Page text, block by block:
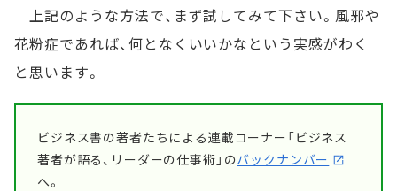
上記のような方法で、まず試してみて下さい。風邪や
花粉症であれば、何となくいいかなという実感がわく
と思います。
ビジネス書の著者たちによる連載コーナー「ビジネス
著者が語る、リーダーの仕事術」のバックナンバー
へ。